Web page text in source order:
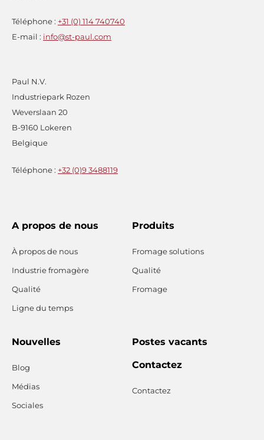
Téléphone : +31 (0) 114 740740
E-mail : info@st-paul.com
Paul N.V.
Industriepark Rozen
Weverslaan 20
B-9160 Lokeren
Belgique
Téléphone : +32 (0)9 3488119
A propos de nous
À propos de nous
Industrie fromagère
Qualité
Ligne du temps
Produits
Fromage solutions
Qualité
Fromage
Nouvelles
Blog
Médias
Sociales
Postes vacants
Contactez
Contactez